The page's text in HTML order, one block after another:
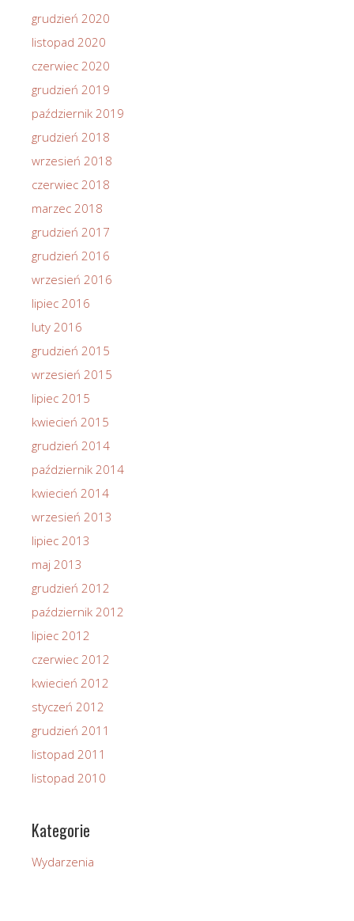
grudzień 2020
listopad 2020
czerwiec 2020
grudzień 2019
październik 2019
grudzień 2018
wrzesień 2018
czerwiec 2018
marzec 2018
grudzień 2017
grudzień 2016
wrzesień 2016
lipiec 2016
luty 2016
grudzień 2015
wrzesień 2015
lipiec 2015
kwiecień 2015
grudzień 2014
październik 2014
kwiecień 2014
wrzesień 2013
lipiec 2013
maj 2013
grudzień 2012
październik 2012
lipiec 2012
czerwiec 2012
kwiecień 2012
styczeń 2012
grudzień 2011
listopad 2011
listopad 2010
Kategorie
Wydarzenia